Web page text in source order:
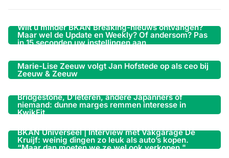
Wilt u minder BKAN Breaking-nieuws ontvangen?
Maar wel de Update en Weekly? Of andersom? Pas
in 15 seconden uw instellingen aan
Marie-Lise Zeeuw volgt Jan Hofstede op als ceo bij
Zeeuw & Zeeuw
Bridgestone, D’Ieteren, andere Japanners of
niemand: dunne marges remmen interesse in
KwikFit
BKAN Universeel | Interview met Vakgarage De
Kruijf: weinig dingen zo leuk als auto’s kopen.
“Maar dan moeten we ze wel ook verkopen."